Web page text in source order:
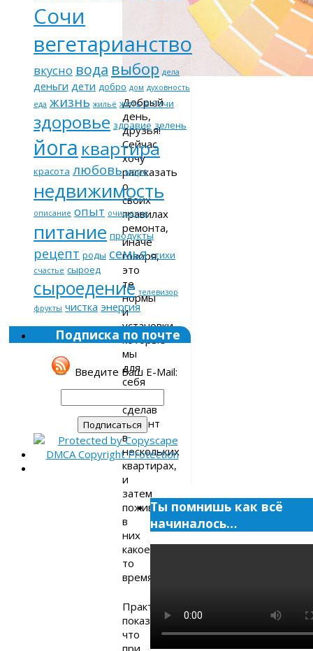
Добрый
день,
друзья!
Сейчас
хочу
рассказать
о
своих
правилах
ремонта,
иначе
говоря,
это
те
нормы
и
установки,
которые
мы
для
себя
сделав
ремонт
в
нескольких
квартирах,
и
затем
пожив
в
них
какое-
то
время.
Практика
показывает,
что
Сочи
вегетарианство
вкусно вода выбор дела
деньги дети добро дом духовность
еда жизнь жильё жить в Сочи
здоровье здравие зелень
йога квартира
красота любовь море
недвижимость
описание опыт очищение
питание продукты
рецепт роды семья стихи
счастье сыроед
сыроедение телевизор
фрукты чистка энергия
Подписка по почте
Введите Ваш E-Mail:
Ты помнишь как всё
начиналось…